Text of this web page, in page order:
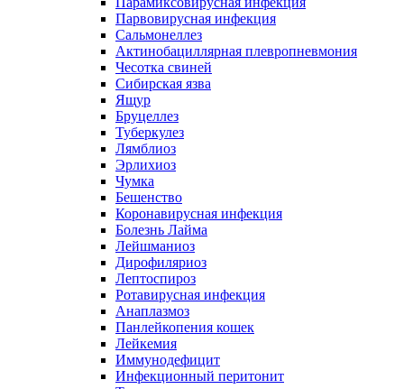
Парвовирусная инфекция
Сальмонеллез
Актинобациллярная плевропневмония
Чесотка свиней
Сибирская язва
Ящур
Бруцеллез
Туберкулез
Лямблиоз
Эрлихиоз
Чумка
Бешенство
Коронавирусная инфекция
Болезнь Лайма
Лейшманиоз
Дирофиляриоз
Лептоспироз
Ротавирусная инфекция
Анаплазмоз
Панлейкопения кошек
Лейкемия
Иммунодефицит
Инфекционный перитонит